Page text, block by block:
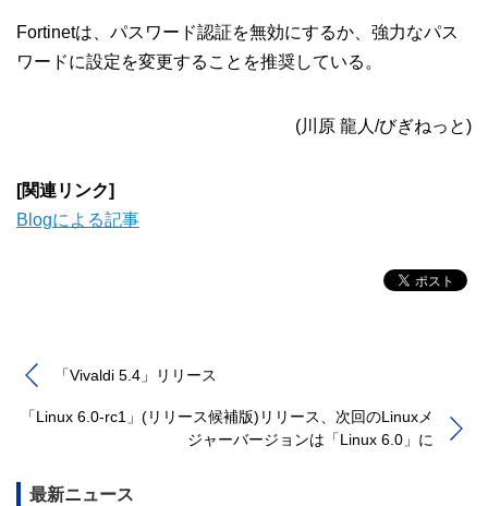
Fortinetは、パスワード認証を無効にするか、強力なパス
ワードに設定を変更することを推奨している。
(川原 龍人/びぎねっと)
[関連リンク]
Blogによる記事
「Vivaldi 5.4」リリース
「Linux 6.0-rc1」(リリース候補版)リリース、次回のLinuxメ
ジャーバージョンは「Linux 6.0」に
最新ニュース